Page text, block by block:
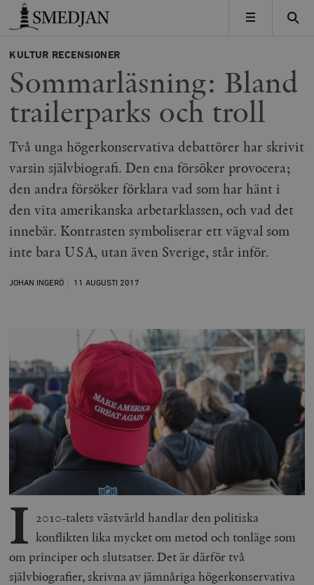
Timbro
MENY
KULTUR RECENSIONER
Sommarläsning: Bland
trailerparks och troll
Två unga högerkonservativa debattörer har skrivit
varsin självbiografi. Den ena försöker provocera;
den andra försöker förklara vad som har hänt i
den vita amerikanska arbetarklassen, och vad det
innebär. Kontrasten symboliserar ett vägval som
inte bara USA, utan även Sverige, står inför.
JOHAN INGERÖ 11 AUGUSTI 2017
I 2010-talets västvärld handlar den politiska
konflikten lika mycket om metod och tonläge som
om principer och slutsatser. Det är därför två
självbiografier, skrivna av jämnåriga högerkonservativa